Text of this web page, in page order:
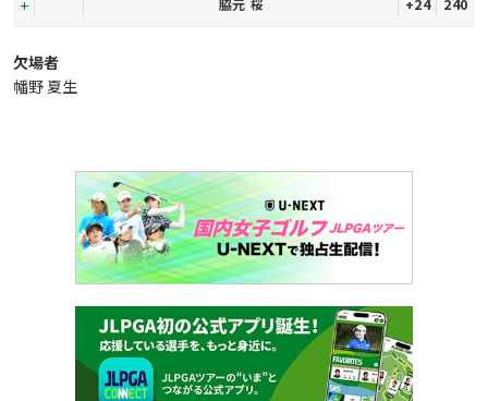
欠場者
幡野 夏生